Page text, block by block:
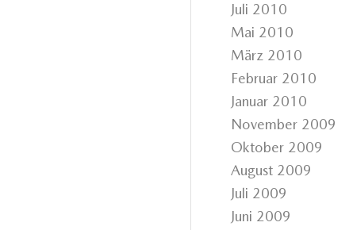
Juli 2010
Mai 2010
März 2010
Februar 2010
Januar 2010
November 2009
Oktober 2009
August 2009
Juli 2009
Juni 2009